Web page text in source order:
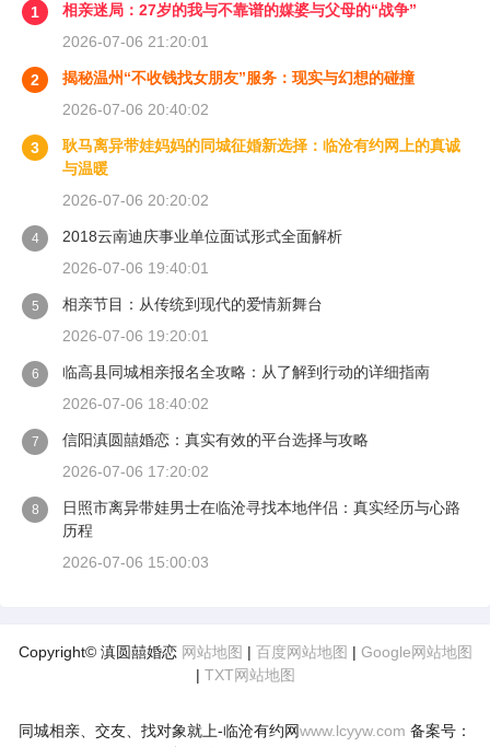
1
相亲迷局：27岁的我与不靠谱的媒婆与父母的“战争”
2026-07-06 21:20:01
2
揭秘温州“不收钱找女朋友”服务：现实与幻想的碰撞
2026-07-06 20:40:02
3
耿马离异带娃妈妈的同城征婚新选择：临沧有约网上的真诚
与温暖
2026-07-06 20:20:02
4
2018云南迪庆事业单位面试形式全面解析
2026-07-06 19:40:01
5
相亲节目：从传统到现代的爱情新舞台
2026-07-06 19:20:01
6
临高县同城相亲报名全攻略：从了解到行动的详细指南
2026-07-06 18:40:02
7
信阳滇圆囍婚恋：真实有效的平台选择与攻略
2026-07-06 17:20:02
8
日照市离异带娃男士在临沧寻找本地伴侣：真实经历与心路
历程
2026-07-06 15:00:03
Copyright© 滇圆囍婚恋 网站地图 | 百度网站地图 | Google网站地图
| TXT网站地图
同城相亲、交友、找对象就上-临沧有约网www.lcyyw.com 备案号：